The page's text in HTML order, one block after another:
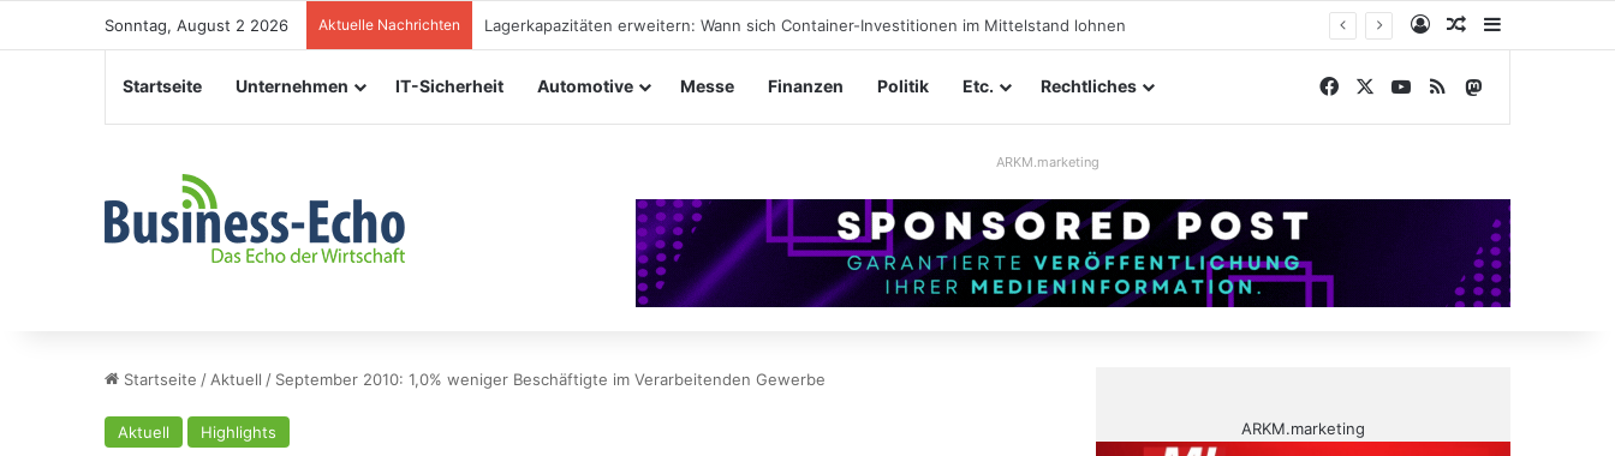
Sonntag, August 2 2026 Aktuelle Nachrichten Veranstaltungssicherheit im Mittelstand: Absperrkonzepte für temporäre Außengelände AnmeldenZufälliger
Startseite Unternehmen IT-Sicherheit Automotive Messe Finanzen Politik Etc. Rechtliches Facebook YouTube
RSS
ARKM.marketing
Startseite / Aktuell / September 2010: 1,0% weniger Beschäftigte im Verarbeitenden Gewerbe
Aktuell Highlights ARKM.marketing